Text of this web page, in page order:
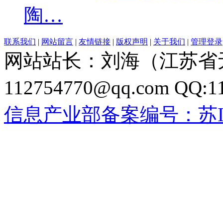
陶…
联系我们 | 网站留言 | 友情链接 | 版权声明 | 关于我们 | 管理登录
网站站长：刘海（江苏
112754770@qq.com
信息产业部备案编号：苏